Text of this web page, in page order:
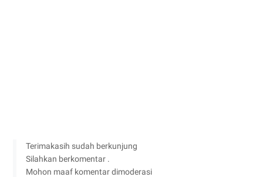
Terimakasih sudah berkunjung
Silahkan berkomentar .
Mohon maaf komentar dimoderasi